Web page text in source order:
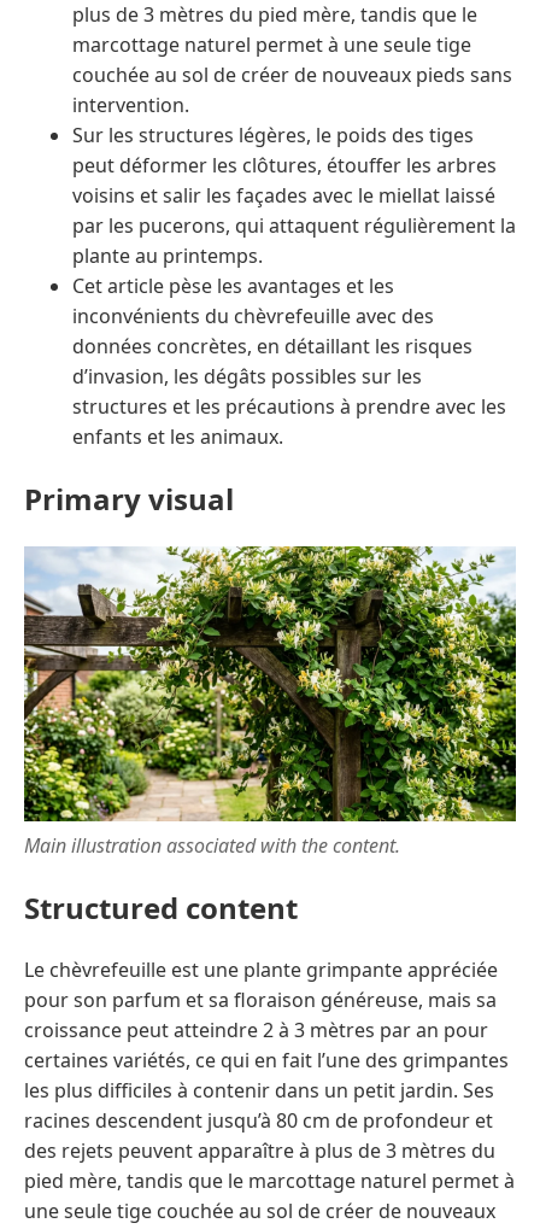
plus de 3 mètres du pied mère, tandis que le
marcottage naturel permet à une seule tige
couchée au sol de créer de nouveaux pieds sans
intervention.
Sur les structures légères, le poids des tiges
peut déformer les clôtures, étouffer les arbres
voisins et salir les façades avec le miellat laissé
par les pucerons, qui attaquent régulièrement la
plante au printemps.
Cet article pèse les avantages et les
inconvénients du chèvrefeuille avec des
données concrètes, en détaillant les risques
d’invasion, les dégâts possibles sur les
structures et les précautions à prendre avec les
enfants et les animaux.
Primary visual
Main illustration associated with the content.
Structured content
Le chèvrefeuille est une plante grimpante appréciée
pour son parfum et sa floraison généreuse, mais sa
croissance peut atteindre 2 à 3 mètres par an pour
certaines variétés, ce qui en fait l’une des grimpantes
les plus difficiles à contenir dans un petit jardin. Ses
racines descendent jusqu’à 80 cm de profondeur et
des rejets peuvent apparaître à plus de 3 mètres du
pied mère, tandis que le marcottage naturel permet à
une seule tige couchée au sol de créer de nouveaux